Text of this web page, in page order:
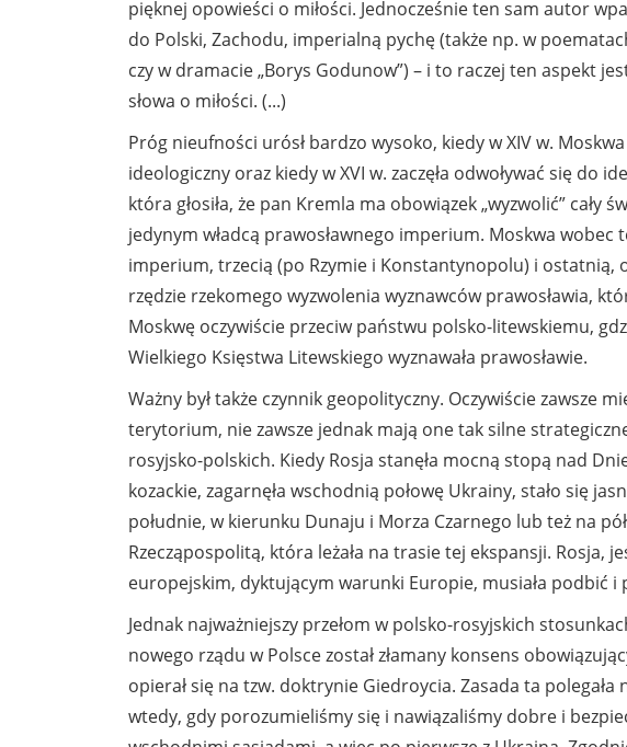
pięknej opowieści o miłości. Jednocześnie ten sam autor
do Polski, Zachodu, imperialną pychę (także np. w
czy w dramacie „Borys Godunow”) – i to raczej ten aspekt
słowa o miłości. (...)
Próg nieufności urósł bardzo wysoko, kiedy w XIV w.
ideologiczny oraz kiedy w XVI w. zaczęła odwoływać się do
która głosiła, że pan Kremla ma obowiązek „wyzwolić” cały
jedynym władcą prawosławnego imperium. Moskwa wobec
imperium, trzecią (po Rzymie i Konstantynopolu) i ostatnią,
rzędzie rzekomego wyzwolenia wyznawców prawosławia,
Moskwę oczywiście przeciw państwu polsko-litewskiemu,
Wielkiego Księstwa Litewskiego wyznawała prawosławie.
Ważny był także czynnik geopolityczny. Oczywiście zawsze
terytorium, nie zawsze jednak mają one tak silne
rosyjsko-polskich. Kiedy Rosja stanęła mocną stopą nad
kozackie, zagarnęła wschodnią połowę Ukrainy, stało się
południe, w kierunku Dunaju i Morza Czarnego lub też na
Rzecząpospolitą, która leżała na trasie tej ekspansji. Rosja,
europejskim, dyktującym warunki Europie, musiała podbić i
Jednak najważniejszy przełom w polsko-rosyjskich
nowego rządu w Polsce został złamany konsens
opierał się na tzw. doktrynie Giedroycia. Zasada ta
wtedy, gdy porozumieliśmy się i nawiązaliśmy dobre i